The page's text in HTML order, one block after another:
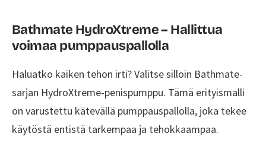
Bathmate HydroXtreme – Hallittua
voimaa pumppauspallolla
Haluatko kaiken tehon irti? Valitse silloin Bathmate-
sarjan HydroXtreme-penispumppu. Tämä erityismalli
on varustettu kätevällä pumppauspallolla, joka tekee
käytöstä entistä tarkempaa ja tehokkaampaa.